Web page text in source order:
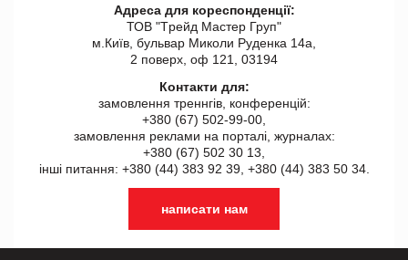
Адреса для кореспонденції:
ТОВ "Tрейд Мастер Груп"
м.Київ, бульвар Миколи Руденка 14а,
2 поверх, оф 121, 03194
Контакти для:
замовлення треннгів, конференцій:
+380 (67) 502-99-00,
замовлення реклами на порталі, журналах:
+380 (67) 502 30 13,
інші питання: +380 (44) 383 92 39, +380 (44) 383 50 34.
написати нам